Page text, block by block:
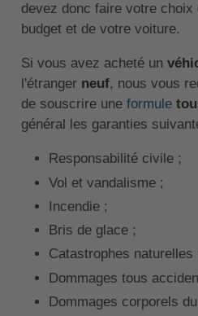
devez donc faire votre
budget et de votre voiture.
Si vous avez acheté un
l'étranger neuf, nous vous
de souscrire une formule
général les garanties
Responsabilité civile ;
Vol et vandalisme ;
Incendie ;
Bris de glace ;
Catastrophes naturelles
Dommages tous
Dommages corporels